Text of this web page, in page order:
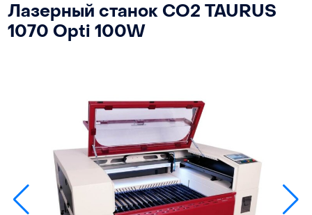
Лазерный станок СО2 TAURUS
1070 Opti 100W